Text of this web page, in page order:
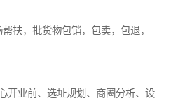
扶，批货物包销，包卖，包退，
开业前、选址规划、商圈分析、设